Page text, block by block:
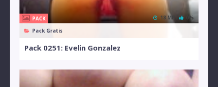
PACK
Pack Gratis
18 MB 0%
Pack 0251: Evelin Gonzalez